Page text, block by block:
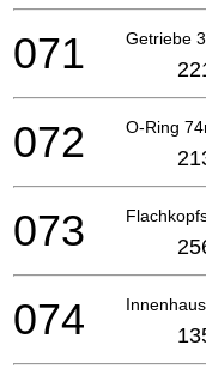
Getriebe
071
O-Ring
072
073
074